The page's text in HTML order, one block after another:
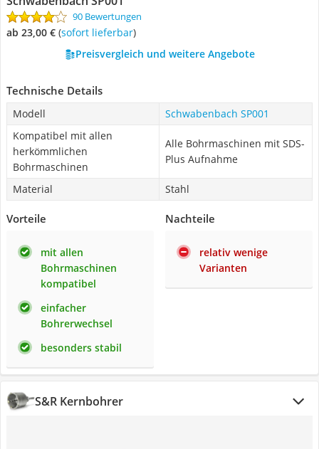
90 Bewertungen
ab 23,00 € ( Sofort lieferbar)
Preisvergleich und weitere Angebote
Technische Details
Modell
Schwabenbach SP001
Kompatibel mit allen
herkömmlichen
Bohrmaschinen
Alle Bohrmaschinen mit SDS-
Plus Aufnahme
Material Stahl
Vorteile
mit allen
Bohrmaschinen
kompatibel
einfacher
Bohrerwechsel
besonders stabil
Nachteile
relativ wenige
Varianten
S&R Kernbohrer